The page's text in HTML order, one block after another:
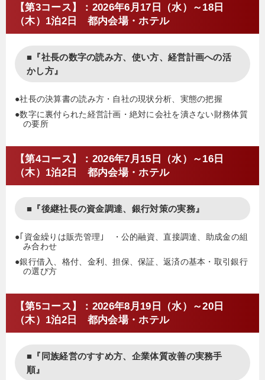
【第3コース】：2026年6月17日（水）～18日
（木）1泊2日 都内会場・ホテル
■『社長の数字の読み方、使い方、経営計画への活
かし方』
●社長の決算書の読み方・自社の現状分析、実態の把握
●数字に裏付られた経営計画・絶対に会社を潰さない財務体質
の要所
【第4コース】：2026年7月15日（水）～16日
（木）1泊2日 都内会場・ホテル
■『後継社長の資金調達、銀行対策の実務』
●｢資金繰りは販売管理｣ ・公的融資、直接調達、助成金の組
み合わせ
●銀行借入、格付、金利、担保、保証、返済の基本・取引銀行
の選び方
【第5コース】：2026年8月19日（水）～20日
（木）1泊2日 都内会場・ホテル
■『同族経営のすすめ方、企業体質改善の実務手
順』